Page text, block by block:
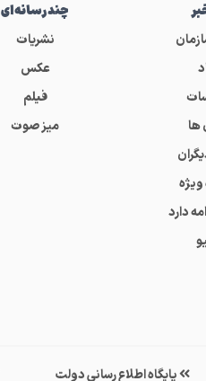
ها
ویژه
دارد
چندرسانه‌ای
نشریات
عکس
فیلم
میز صوت
پایگاه اطلاع رسانی دولت